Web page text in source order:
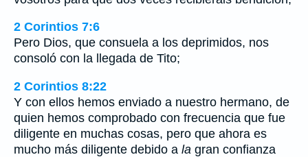
2 Corintios 7:6
Pero Dios, que consuela a los deprimidos, nos
consoló con la llegada de Tito;
2 Corintios 8:22
Y con ellos hemos enviado a nuestro hermano, de
quien hemos comprobado con frecuencia que fue
diligente en muchas cosas, pero que ahora es
mucho más diligente debido a la gran confianza